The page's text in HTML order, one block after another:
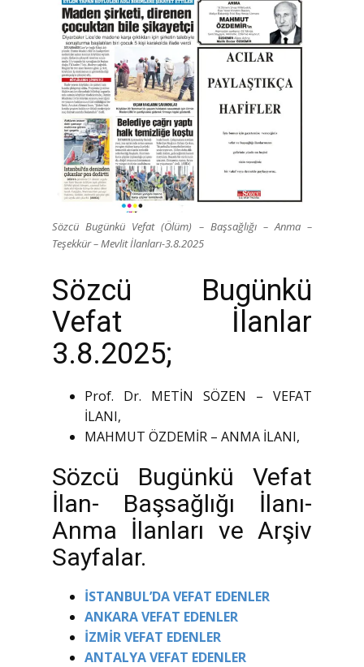
Sözcü Bugünkü Vefat (Ölüm) – Başsağlığı – Anma –
Teşekkür – Mevlit İlanları-3.8.2025
Sözcü Bugünkü
Vefat İlanlar
3.8.2025;
Prof. Dr. METİN SÖZEN – VEFAT
İLANI,
MAHMUT ÖZDEMİR – ANMA İLANI,
Sözcü Bugünkü Vefat
İlan- Başsağlığı İlanı-
Anma İlanları ve Arşiv
Sayfalar.
İSTANBUL’DA VEFAT EDENLER
ANKARA VEFAT EDENLER
İZMİR VEFAT EDENLER
ANTALYA VEFAT EDENLER